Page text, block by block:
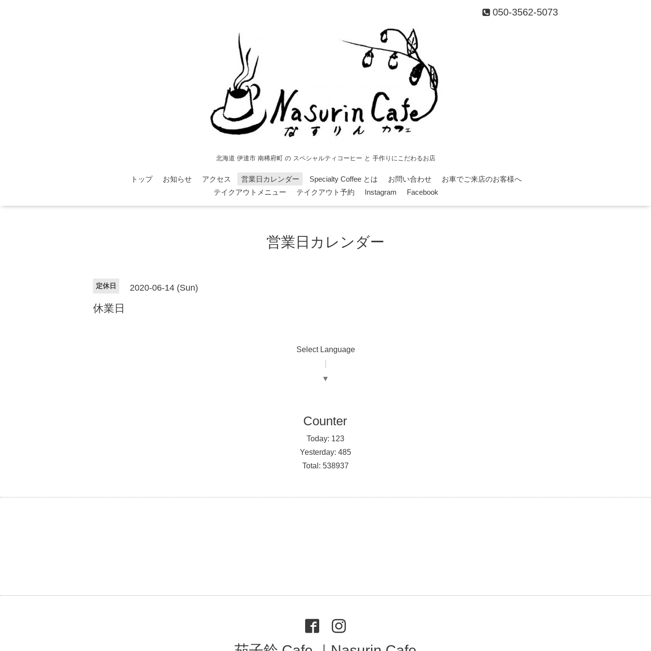
050-3562-5073
北海道 伊達市 南稀府町 の スペシャルティコーヒー と 手作りにこだわるお店
トップ お知らせ アクセス 営業日カレンダー Specialty Coffee とは お問い合わせ
お車でご来店のお客様へ
テイクアウトメニュー
テイクアウト予約 Instagram Facebook
営業日カレンダー
定休日 2020-06-14 (Sun)
休業日
Select Language
▼
Counter
Today: 123
Yesterday: 485
Total: 538937